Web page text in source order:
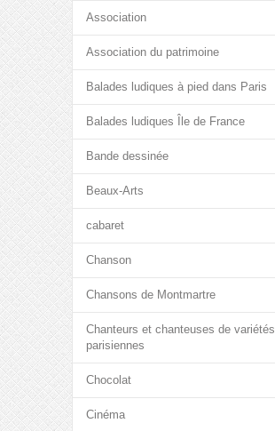
Association
Association du patrimoine
Balades ludiques à pied dans Paris
Balades ludiques Île de France
Bande dessinée
Beaux-Arts
cabaret
Chanson
Chansons de Montmartre
Chanteurs et chanteuses de variétés
parisiennes
Chocolat
Cinéma